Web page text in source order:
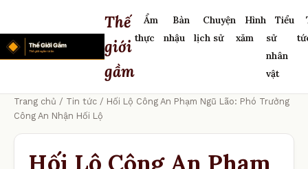
Thế
giới
gầm
Ẩm
thực
Bàn
nhậu
Chuyện
lịch sử
Hình
xăm
Tiểu
sử
nhân
vật
Trang chủ / Tin tức / Hối Lộ Công An Phạm Ngũ Lão: Phó Trưởng
Công An Nhận Hối Lộ
Hối Lộ Công An Phạm